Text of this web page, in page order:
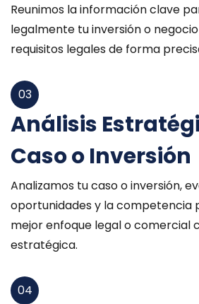
Reunimos la información clave
legalmente tu inversión o
requisitos legales de forma
03
Análisis
Caso o Inversión
Analizamos tu caso o inversión,
oportunidades y la competencia
mejor enfoque legal o comercial
estratégica.
04